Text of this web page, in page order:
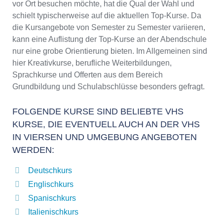
vor Ort besuchen möchte, hat die Qual der Wahl und
schielt typischerweise auf die aktuellen Top-Kurse. Da
die Kursangebote von Semester zu Semester variieren,
kann eine Auflistung der Top-Kurse an der Abendschule
nur eine grobe Orientierung bieten. Im Allgemeinen sind
hier Kreativkurse, berufliche Weiterbildungen,
Sprachkurse und Offerten aus dem Bereich
Grundbildung und Schulabschlüsse besonders gefragt.
FOLGENDE KURSE SIND BELIEBTE VHS
KURSE, DIE EVENTUELL AUCH AN DER VHS
IN VIERSEN UND UMGEBUNG ANGEBOTEN
WERDEN:
Deutschkurs
Englischkurs
Spanischkurs
Italienischkurs